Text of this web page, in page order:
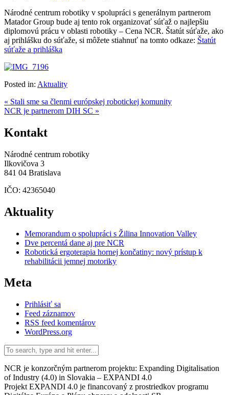
Národné centrum robotiky v spolupráci s generálnym partnerom
Matador Group bude aj tento rok organizovať súťaž o najlepšiu
diplomovú prácu v oblasti robotiky – Cena NCR. Štatút súťaže, ako
aj prihlášku do súťaže, si môžete stiahnuť na tomto odkaze: Štatút
súťaže a prihláška
Posted in: Aktuality
« Stali sme sa členmi európskej robotickej komunity
NCR je partnerom DIH SC »
Kontakt
Národné centrum robotiky
Ilkovičova 3
841 04 Bratislava
IČO: 42365040
Aktuality
Memorandum o spolupráci s Žilina Innovation Valley
Dve percentá dane aj pre NCR
Robotická ergoterapia hornej končatiny: nový prístup k
rehabilitácii jemnej motoriky
Meta
Prihlásiť sa
Feed záznamov
RSS feed komentárov
WordPress.org
NCR je konzorčným partnerom projektu: Expanding Digitalisation
of Industry (4.0) in Slovakia – EXPANDI 4.0
Projekt EXPANDI 4.0 je financovaný z prostriedkov programu